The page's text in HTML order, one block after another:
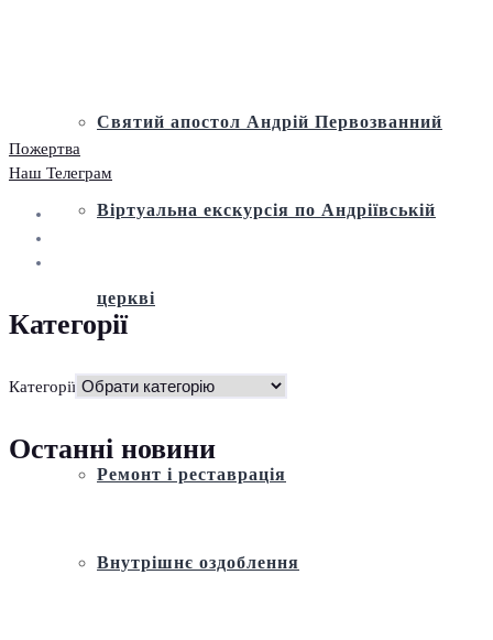
Святий апостол Андрій Первозванний
Віртуальна екскурсія по Андріївській
церкві
Історія
Ремонт і реставрація
Внутрішнє оздоблення
Пожертва
Наш Телеграм
Категорії
Категорії
Останні новини